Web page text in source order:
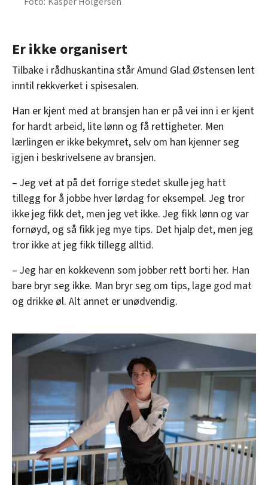
Er ikke organisert
Tilbake i rådhuskantina står Amund Glad Østensen lent
inntil rekkverket i spisesalen.
Han er kjent med at bransjen han er på vei inn i er kjent
for hardt arbeid, lite lønn og få rettigheter. Men
lærlingen er ikke bekymret, selv om han kjenner seg
igjen i beskrivelsene av bransjen.
– Jeg vet at på det forrige stedet skulle jeg hatt
tillegg for å jobbe hver lørdag for eksempel. Jeg tror
ikke jeg fikk det, men jeg vet ikke. Jeg fikk lønn og var
fornøyd, og så fikk jeg mye tips. Det hjalp det, men jeg
tror ikke at jeg fikk tillegg alltid.
– Jeg har en kokkevenn som jobber rett borti her. Han
bare bryr seg ikke. Man bryr seg om tips, lage god mat
og drikke øl. Alt annet er unødvendig.